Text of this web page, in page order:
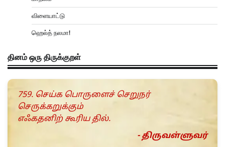
விளையாட்டு
ஹெல்த் நலமா!
தினம் ஒரு திருக்குறள்
759. செய்க பொருளைச் செறுநர்
செருக்கறுக்கும்
எஃகதனிற் கூரிய தில்.
- திருவள்ளுவர்